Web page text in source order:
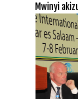
Mwinyi